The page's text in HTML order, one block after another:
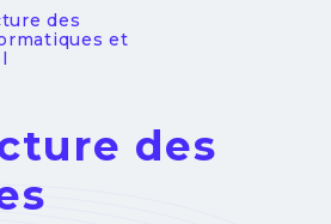
des
et
des